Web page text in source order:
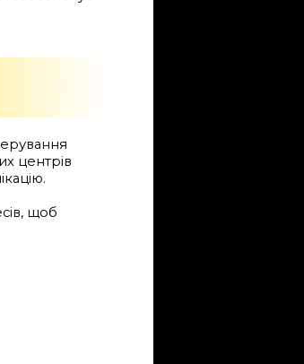
центрів
щоб